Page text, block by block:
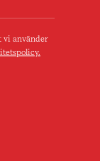
vi använder